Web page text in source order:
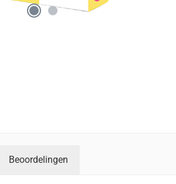
Beoordelingen